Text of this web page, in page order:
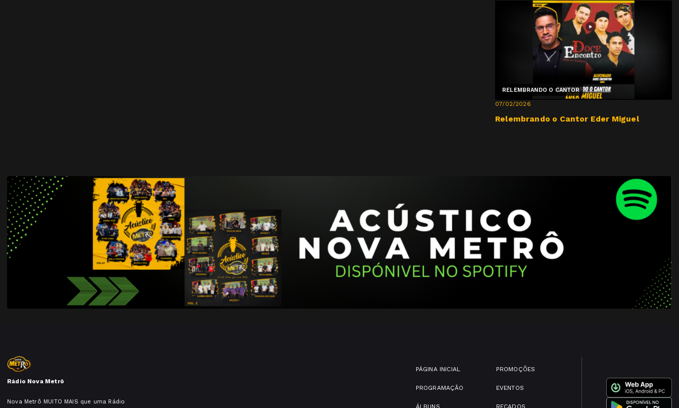
RELEMBRANDO O CANTOR
07/02/2026
Relembrando o Cantor Eder Miguel
Rádio Nova Metrô
Nova Metrô MUITO MAIS que uma Rádio
PÁGINA INICIAL
PROGRAMAÇÃO
ÁLBUNS
PROMOÇÕES
EVENTOS
RECADOS